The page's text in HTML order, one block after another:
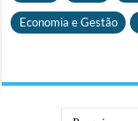
Economia e Gestão